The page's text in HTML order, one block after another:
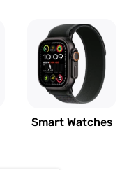
Smart Watches